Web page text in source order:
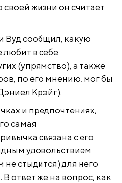
жизни он считает
Вуд сообщил, какую
любит в себе
(упрямство), а также
по его мнению, мог бы
Крэйг).
и предпочтениях,
самая
связана с его
удовольствием
не стыдится) для него
В ответ же на вопрос, как